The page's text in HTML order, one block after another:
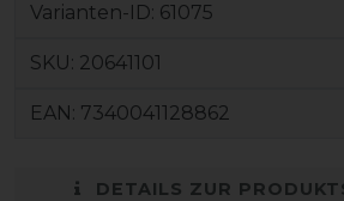
Varianten-ID: 61075
SKU: 20641101
EAN: 7340041128862
DETAILS ZUR